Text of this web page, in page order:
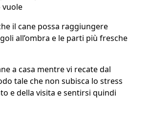
vuole
il cane possa raggiungere
all’ombra e le parti più fresche
a casa mentre vi recate dal
tale che non subisca lo stress
e della visita e sentirsi quindi